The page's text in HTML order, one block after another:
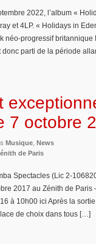
2022, l’album «
et 4LP. « Holidays in
néo-progressif britannique
donc parti de la période
7 octobre
Musique News
de Paris
Spectacles (Lic 2-
2017 au Zénith de
à 10h00 ici Après la
de choix dans tous […]